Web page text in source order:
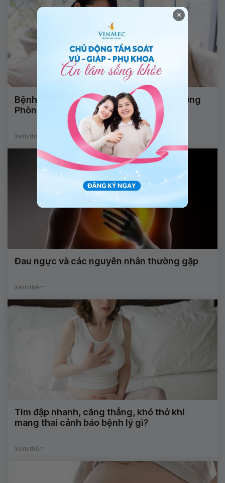
Bệnh viện Vinmec Central Park khai trương
Phòng khám Tiền mãn kinh
Xem thêm
Đau ngực và các nguyên nhân thường gặp
Xem thêm
Tim đập nhanh, căng thẳng, khó thở khi
mang thai cảnh báo bệnh lý gì?
Xem thêm
×